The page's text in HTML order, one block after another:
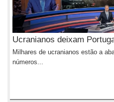
Ucranianos deixam
Milhares de ucranianos estão a
números...